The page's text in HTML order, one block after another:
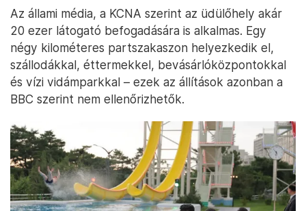
Az állami média, a KCNA szerint az üdülőhely akár
20 ezer látogató befogadására is alkalmas. Egy
négy kilométeres partszakaszon helyezkedik el,
szállodákkal, éttermekkel, bevásárlóközpontokkal
és vízi vidámparkkal – ezek az állítások azonban a
BBC szerint nem ellenőrizhetők.